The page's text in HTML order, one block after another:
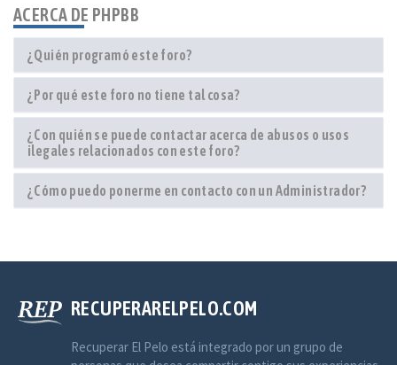
ACERCA DE PHPBB
¿Quién programó este foro?
¿Por qué este foro no tiene tal cosa?
¿Con quién se puede contactar acerca de abusos o usos
ilegales relacionados con este foro?
¿Cómo puedo ponerme en contacto con un Administrador?
RECUPERARELPELO.COM
Recuperar El Pelo está integrado por un grupo de